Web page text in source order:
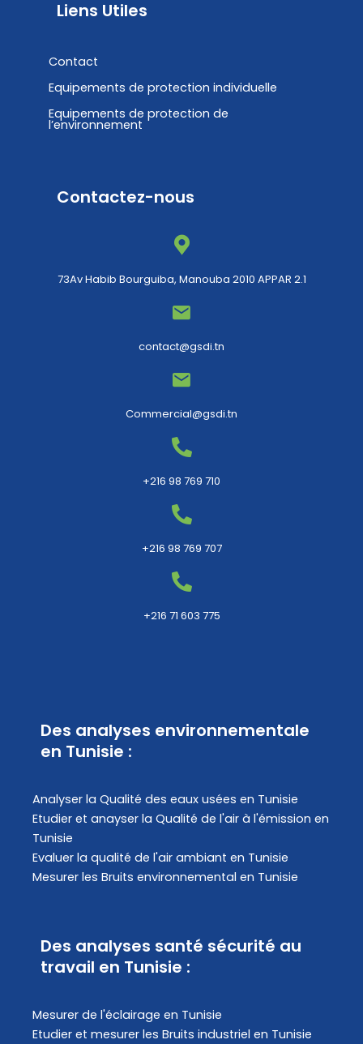
Liens Utiles
Contact
Equipements de protection individuelle
Equipements de protection de
l’environnement
Contactez-nous
73Av Habib Bourguiba, Manouba 2010 APPAR 2.1
contact@gsdi.tn
Commercial@gsdi.tn
+216 98 769 710
+216 98 769 707
+216 71 603 775
Des analyses environnementale
en Tunisie :
Analyser la Qualité des eaux usées en Tunisie
Etudier et anayser la Qualité de l'air à l'émission en
Tunisie
Evaluer la qualité de l'air ambiant en Tunisie
Mesurer les Bruits environnemental en Tunisie
Des analyses santé sécurité au
travail en Tunisie :
Mesurer de l'éclairage en Tunisie
Etudier et mesurer les Bruits industriel en Tunisie